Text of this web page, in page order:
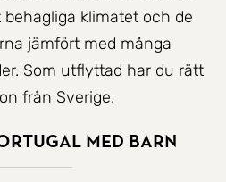
klimatet och de
jämfört med många
Som utflyttad har du rätt
från Sverige.
med barn